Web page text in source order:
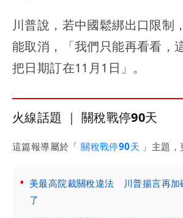
川普說，若中國鬆綁出口限制
能取消，「我們只能再看看，
把日期訂在11月1日」。
火線話題 ｜ 關稅戰停90天
這篇報導屬於「關稅戰停90天 」主題，
美最高院裁關稅違法 川普揚言再加
了